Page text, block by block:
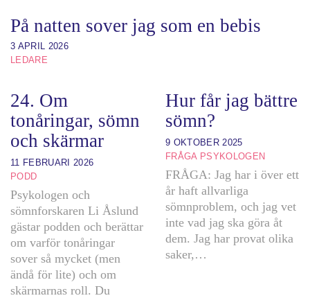
På natten sover jag som en bebis
3 APRIL 2026
LEDARE
24. Om
tonåringar, sömn
och skärmar
11 FEBRUARI 2026
PODD
Psykologen och
sömnforskaren Li Åslund
gästar podden och berättar
om varför tonåringar
sover så mycket (men
ändå för lite) och om
skärmarnas roll. Du
Hur får jag bättre
sömn?
9 OKTOBER 2025
FRÅGA PSYKOLOGEN
FRÅGA: Jag har i över ett
år haft allvarliga
sömnproblem, och jag vet
inte vad jag ska göra åt
dem. Jag har provat olika
saker,…